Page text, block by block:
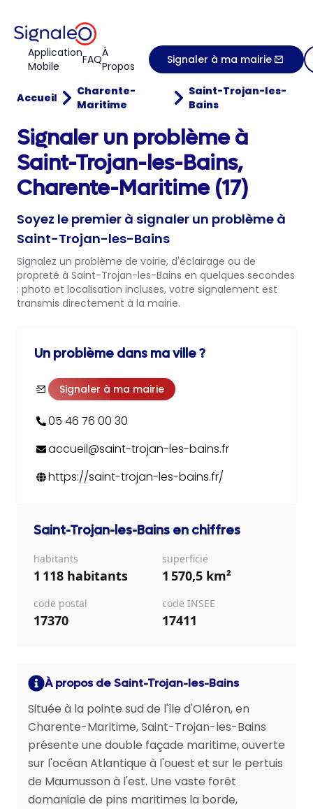
Application
Mobile
FAQÀ
Propos
Signaler à ma mairie
Accueil
Charente-
Maritime
Saint-Trojan-les-
Bains
Signaler un problème à
Saint-Trojan-les-Bains,
Charente-Maritime (17)
Soyez le premier à signaler un problème à
Saint-Trojan-les-Bains
Signalez un problème de voirie, d'éclairage ou de
propreté à Saint-Trojan-les-Bains en quelques secondes
: photo et localisation incluses, votre signalement est
transmis directement à la mairie.
Un problème dans ma ville ?
Signaler à ma mairie
05 46 76 00 30
accueil@saint-trojan-les-bains.fr
https://saint-trojan-les-bains.fr/
Saint-Trojan-les-Bains en chiffres
habitants
1 118 habitants
superficie
1 570,5 km²
code postal
17370
code INSEE
17411
À propos de Saint-Trojan-les-Bains
Située à la pointe sud de l'île d'Oléron, en
Charente-Maritime, Saint-Trojan-les-Bains
présente une double façade maritime, ouverte
sur l'océan Atlantique à l'ouest et sur le pertuis
de Maumusson à l'est. Une vaste forêt
domaniale de pins maritimes la borde,